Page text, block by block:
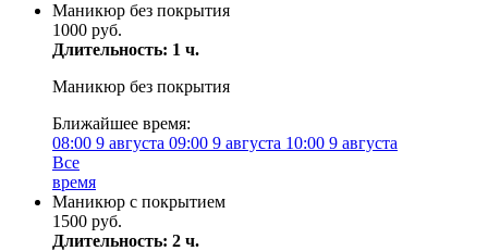
Маникюр без покрытия
1000 руб.
Длительность: 1 ч.
Маникюр без покрытия
Ближайшее время:
08:00 9 августа 09:00 9 августа 10:00 9 августа
Все
время
Маникюр с покрытием
1500 руб.
Длительность: 2 ч.